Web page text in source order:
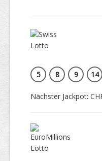
5
8 9 14
Nächster Jackpot: